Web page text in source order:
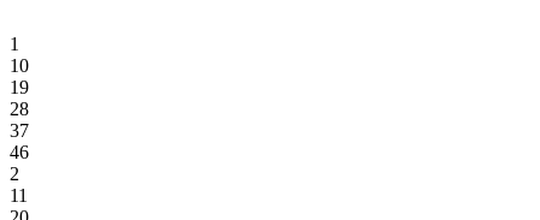
1
10
19
28
37
46
2
11